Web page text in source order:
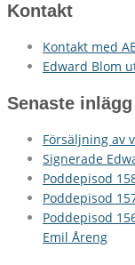
Kontakt
Kontakt med
Edward Blom
Senaste inlägg
Försäljning av
Signerade
Poddepisod
Poddepisod
Poddepisod
Emil Åreng